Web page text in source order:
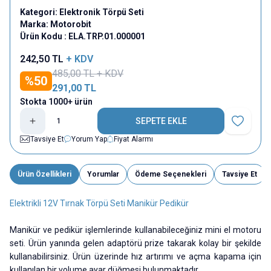
Kategori: Elektronik Törpü Seti
Marka: Motorobit
Ürün Kodu : ELA.TRP.01.000001
242,50 TL + KDV
%50
485,00TL + KDV
291,00 TL
Stokta 1000+ ürün
SEPETE EKLE
Favoriye
Tavsiye Et
Yorum Yap Fiyat Alarmı
Ürün Özellikleri Yorumlar Ödeme Seçenekleri Tavsiye Et
Elektrikli 12V Tırnak Törpü Seti Manikür Pedikür
Manikür ve pedikür işlemlerinde kullanabileceğiniz mini el motoru
seti. Ürün yanında gelen adaptörü prize takarak kolay bir şekilde
kullanabilirsiniz. Ürün üzerinde hız artırımı ve açma kapama için